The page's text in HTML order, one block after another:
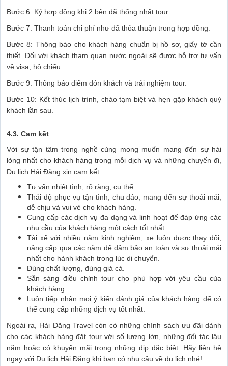
Bước 6: Ký hợp đồng khi 2 bên đã thống nhất tour.
Bước 7: Thanh toán chi phí như đã thỏa thuận trong hợp đồng.
Bước 8: Thông báo cho khách hàng chuẩn bị hồ sơ, giấy tờ cần
thiết. Đối với khách tham quan nước ngoài sẽ được hỗ trợ tư vấn
về visa, hộ chiếu.
Bước 9: Thông báo điểm đón khách và trải nghiệm tour.
Bước 10: Kết thúc lịch trình, chào tạm biệt và hẹn gặp khách quý
khách lần sau.
4.3. Cam kết
Với sự tận tâm trong nghề cùng mong muốn mang đến sự hài
lòng nhất cho khách hàng trong mỗi dịch vụ và những chuyến đi,
Du lịch Hải Đăng xin cam kết:
Tư vấn nhiệt tình, rõ ràng, cụ thể.
Thái độ phục vụ tận tình, chu đáo, mang đến sự thoải mái,
dễ chịu và vui vẻ cho khách hàng.
Cung cấp các dịch vụ đa dạng và linh hoạt để đáp ứng các
nhu cầu của khách hàng một cách tốt nhất.
Tài xế với nhiều năm kinh nghiệm, xe luôn được thay đổi,
nâng cấp qua các năm để đảm bảo an toàn và sự thoải mái
nhất cho hành khách trong lúc di chuyển.
Đúng chất lượng, đúng giá cả.
Sẵn sàng điều chỉnh tour cho phù hợp với yêu cầu của
khách hàng.
Luôn tiếp nhận mọi ý kiến đánh giá của khách hàng để có
thể cung cấp những dịch vụ tốt nhất.
Ngoài ra, Hải Đăng Travel còn có những chính sách ưu đãi dành
cho các khách hàng đặt tour với số lượng lớn, những đối tác lâu
năm hoặc có khuyến mãi trong những dịp đặc biệt. Hãy liên hệ
ngay với Du lịch Hải Đăng khi bạn có nhu cầu về du lịch nhé!